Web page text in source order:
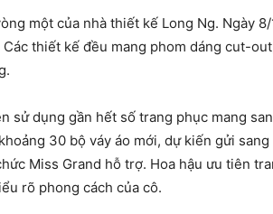
một của nhà thiết kế Long Ng. Ngày
thiết kế đều mang phom dáng cut-
sử dụng gần hết số trang phục mang
30 bộ váy áo mới, dự kiến gửi
Miss Grand hỗ trợ. Hoa hậu ưu tiên
rõ phong cách của cô.